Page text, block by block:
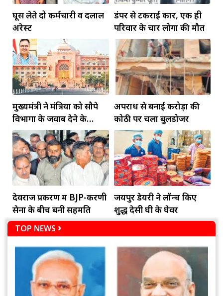
घूस लेते दो कर्मचारी व दलाल
अरेस्ट
डंपर से टकराई कार, एक ही
परिवार के चार लोगों की मौत
मुख्यमंत्री ने मंत्रियों को सौपे
विभागों के जवाब देने के
दायित्व
अपराध से बनाई करोड़ों की
कोठी पर चला बुलडोजर
देवराज प्रकरण में BJP-करणी
सेना के बीच बनी सहमति
जयपुर डेयरी ने लॉन्च किए
शुद्ध देसी घी के घेवर
TOP NEWS